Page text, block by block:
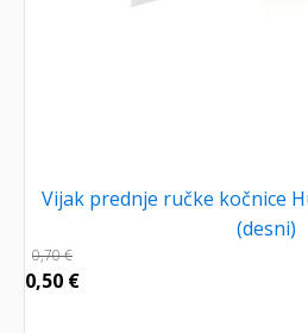
Vijak prednje ručke kočnice
(desni)
0,70€
0,50 €